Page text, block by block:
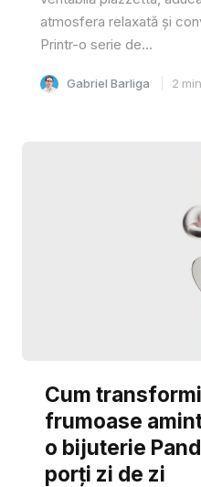
atmosfera relaxată și
Printr-o serie de...
Gabriel Barliga 2 min
Cum
frumoase
o bijuterie
porți zi de zi